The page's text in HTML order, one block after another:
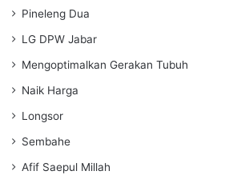
Pineleng Dua
LG DPW Jabar
Mengoptimalkan Gerakan Tubuh
Naik Harga
Longsor
Sembahe
Afif Saepul Millah